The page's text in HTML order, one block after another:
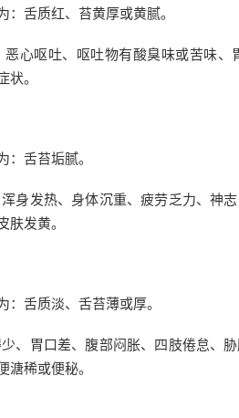
舌质红、苔黄厚或黄腻。
心呕吐、呕吐物有酸臭味或苦味
。
舌苔垢腻。
身发热、身体沉重、疲劳乏力、神
发黄。
舌质淡、舌苔薄或厚。
、胃口差、腹部闷胀、四肢倦怠、
稀或便秘。